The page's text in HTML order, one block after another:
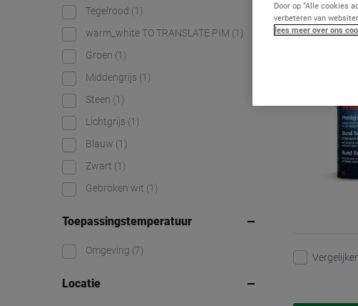
Tegelrood (1)
warm_white TO TRANSLATE PIM (1)
Groen (1)
Middengrijs (1)
Steen (1)
Lichtgrijs (1)
Blauw (1)
Zwart (1)
Gebroken wit (1)
Toepassingstemperatuur
Omgeving (7)
Locatie
Bund
Door op “Alle cookies
verbeteren van
lees meer over ons